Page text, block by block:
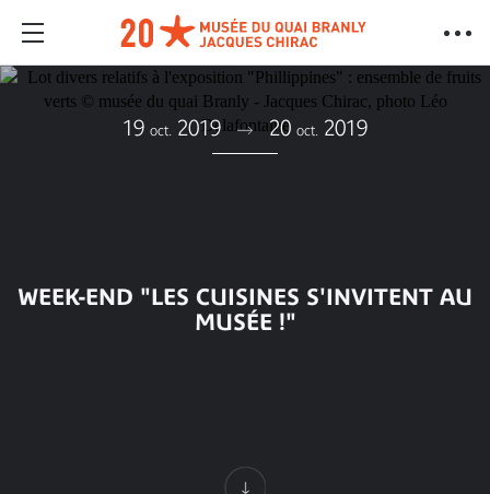
19 oct. 2019 20 oct. 2019
WEEK-END "LES CUISINES S'INVITENT AU
MUSÉE !"